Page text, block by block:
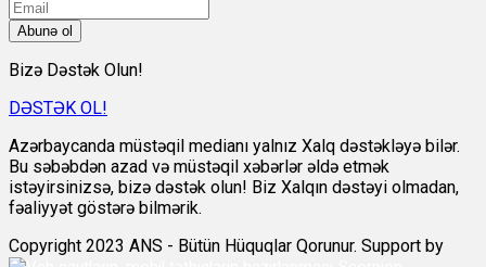
Abunə ol
Bizə Dəstək Olun!
DƏSTƏK OL!
Azərbaycanda müstəqil medianı yalnız Xalq dəstəkləyə bilər.
Bu səbəbdən azad və müstəqil xəbərlər əldə etmək
istəyirsinizsə, bizə dəstək olun! Biz Xalqın dəstəyi olmadan,
fəaliyyət göstərə bilmərik.
Copyright 2023 ANS - Bütün Hüquqlar Qorunur. Support by